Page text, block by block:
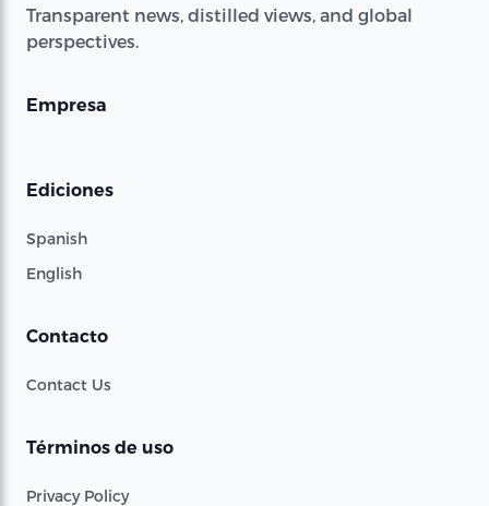
Transparent news, distilled views, and global
perspectives.
Empresa
Ediciones
Spanish
English
Contacto
Contact Us
Términos de uso
Privacy Policy